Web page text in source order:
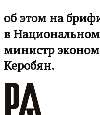
об этом на
в
министр
Керобян.